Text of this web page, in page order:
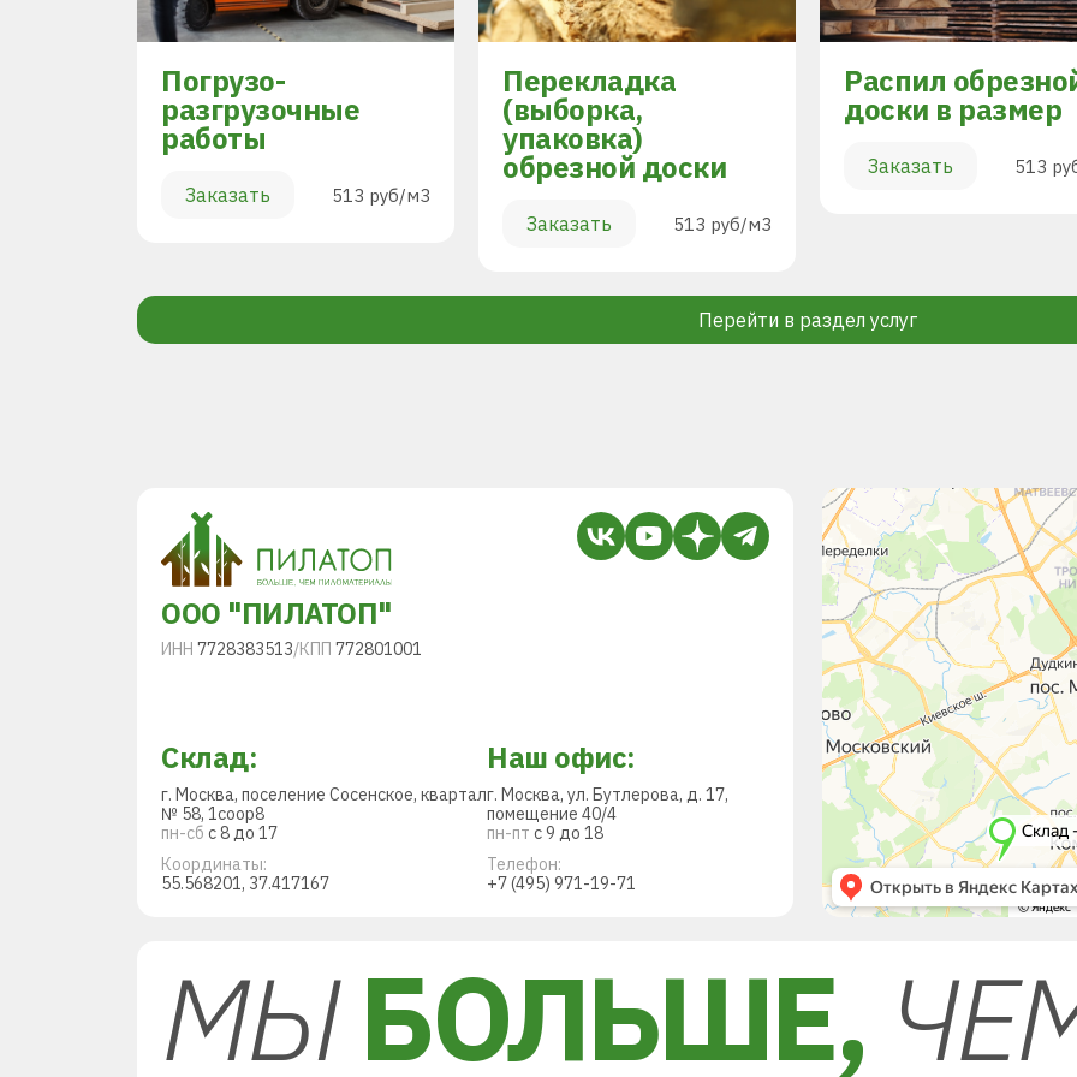
Погрузо-
разгрузочные
работы
Заказать 513 руб/м3
Перекладка
(выборка,
упаковка)
обрезной доски
Заказать 513 руб/м3
Распил
доски в размер
Заказать 513
Перейти в раздел услуг
ООО "ПИЛАТОП"
ИНН 7728383513/КПП 772801001
Склад:
г. Москва, поселение Сосенское, квартал
№ 58, 1соор8
пн-сб с 8 до 17
Координаты:
55.568201, 37.417167
Наш офис:
г. Москва, ул. Бутлерова, д. 17,
помещение 40/4
пн-пт с 9 до 18
Телефон:
+7 (495) 971-19-71
МЫБОЛЬШЕ,